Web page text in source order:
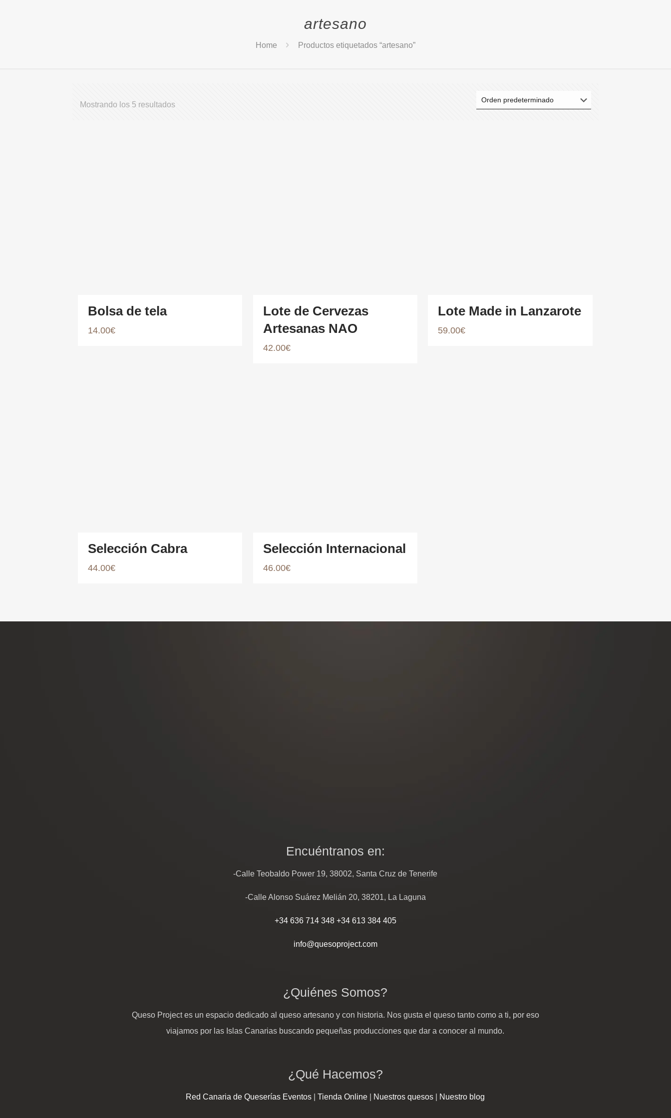
artesano
Home Productos etiquetados “artesano”
Mostrando los 5 resultados
Bolsa de tela
14.00€
Lote de Cervezas
Artesanas NAO
42.00€
Lote Made in Lanzarote
59.00€
Selección Cabra
44.00€
Selección Internacional
46.00€
Encuéntranos en:
-Calle Teobaldo Power 19, 38002, Santa Cruz de Tenerife
-Calle Alonso Suárez Melián 20, 38201, La Laguna
+34 636 714 348 +34 613 384 405
info@quesoproject.com
¿Quiénes Somos?
Queso Project es un espacio dedicado al queso artesano y con historia. Nos gusta el queso tanto como a ti, por eso
viajamos por las Islas Canarias buscando pequeñas producciones que dar a conocer al mundo.
¿Qué Hacemos?
Red Canaria de Queserías Eventos |Tienda Online Nuestros quesos Nuestro blog